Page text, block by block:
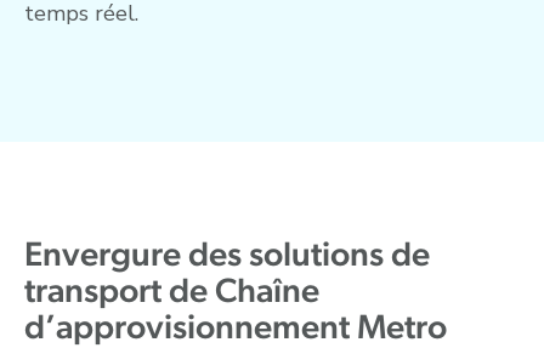
temps réel.
Envergure des solutions de
transport de Chaîne
d’approvisionnement Metro